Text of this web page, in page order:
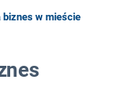
biznes w mieście